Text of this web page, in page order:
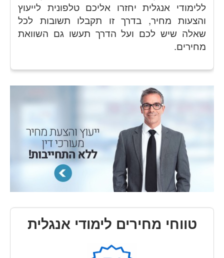
ללימודי אנגלית יחזרו אליכם טלפונית לייעוץ
והצעות מחיר, בדרך זו תקבלו תשובות לכל
שאלה שיש לכם ועל הדרך תעשו גם השוואת
מחירים.
טווחי מחירים לימודי אנגלית